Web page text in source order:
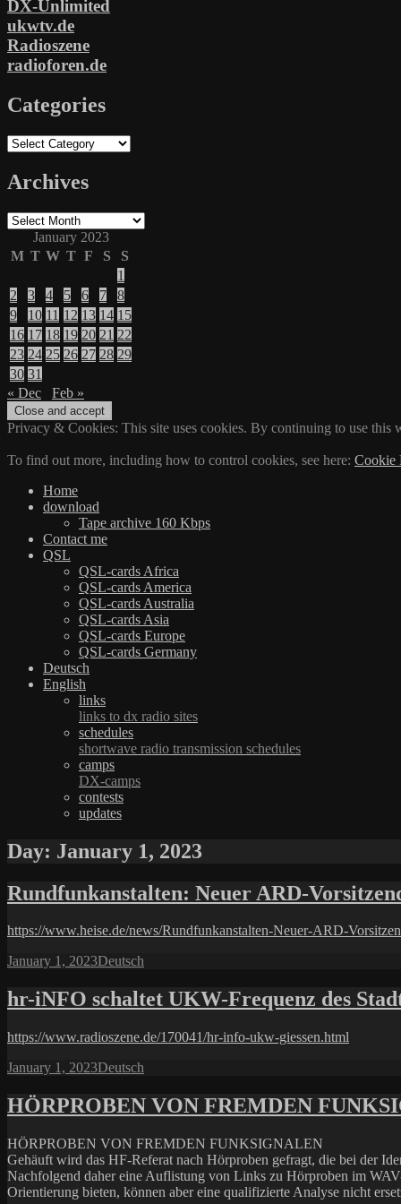
DX-Unlimited
ukwtv.de
Radioszene
radioforen.de
Categories
Categories
Archives
Archives
January 2023
M T W T F S
S
1
2
3 4 5 6 7
8
9
10 11 12 13 14 15
16 17 18 19 20 21 22
23 24 25 26 27 28 29
30 31
« Dec
Feb »
Privacy & Cookies: This site uses cookies. By continuing to use this
To find out more, including how to control cookies, see here: Cookie
Home
download
Tape archive 160 Kbps
Contact me
QSL
QSL-cards Africa
QSL-cards America
QSL-cards Australia
QSL-cards Asia
QSL-cards Europe
QSL-cards Germany
Deutsch
English
links
links to dx radio sites
schedules
shortwave radio transmission schedules
camps
DX-camps
contests
updates
Day: January 1, 2023
Rundfunkanstalten: Neuer ARD-
https://www.heise.de/news/Rundfunkanstalten-Neuer-ARD-
Posted
January 1, 2023Categories
Deutsch
hr-iNFO schaltet UKW-Frequenz des
https://www.radioszene.de/170041/hr-info-ukw-giessen.html
Posted
January 1, 2023Categories
Deutsch
HÖRPROBEN VON FREMDEN
HÖRPROBEN VON FREMDEN FUNKSIGNALEN
Gehäuft wird das HF-Referat nach Hörproben gefragt, die bei der
Nachfolgend daher eine Auflistung von Links zu Hörproben im
Orientierung bieten, können aber eine qualifizierte Analyse nicht